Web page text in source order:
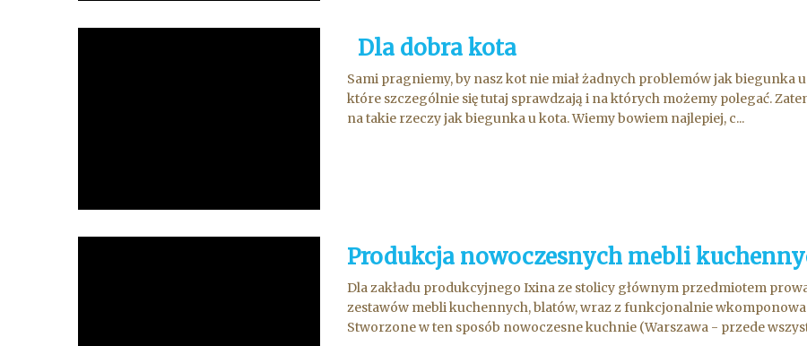
Dla dobra kota
Sami pragniemy, by nasz kot nie miał żadnych problemów jak biegunka
które szczególnie się tutaj sprawdzają i na których możemy polegać.
na takie rzeczy jak biegunka u kota. Wiemy bowiem najlepiej, c...
Produkcja nowoczesnych mebli
Dla zakładu produkcyjnego Ixina ze stolicy głównym przedmiotem
zestawów mebli kuchennych, blatów, wraz z funkcjonalnie
Stworzone w ten sposób nowoczesne kuchnie (Warszawa - przede